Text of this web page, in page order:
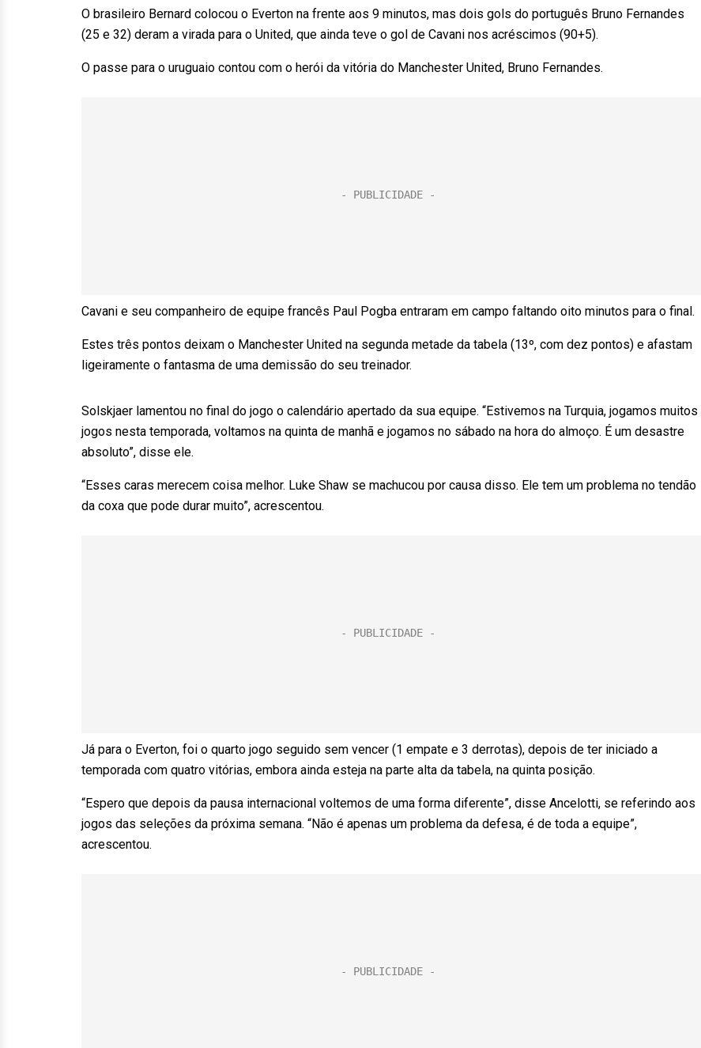
O brasileiro Bernard colocou o Everton na frente aos 9 minutos, mas dois gols do português Bruno Fernandes
(25 e 32) deram a virada para o United, que ainda teve o gol de Cavani nos acréscimos (90+5).
O passe para o uruguaio contou com o herói da vitória do Manchester United, Bruno Fernandes.
Cavani e seu companheiro de equipe francês Paul Pogba entraram em campo faltando oito minutos para o final.
Estes três pontos deixam o Manchester United na segunda metade da tabela (13º, com dez pontos) e afastam
ligeiramente o fantasma de uma demissão do seu treinador.
Solskjaer lamentou no final do jogo o calendário apertado da sua equipe. “Estivemos na Turquia, jogamos muitos
jogos nesta temporada, voltamos na quinta de manhã e jogamos no sábado na hora do almoço. É um desastre
absoluto”, disse ele.
“Esses caras merecem coisa melhor. Luke Shaw se machucou por causa disso. Ele tem um problema no tendão
da coxa que pode durar muito”, acrescentou.
Já para o Everton, foi o quarto jogo seguido sem vencer (1 empate e 3 derrotas), depois de ter iniciado a
temporada com quatro vitórias, embora ainda esteja na parte alta da tabela, na quinta posição.
“Espero que depois da pausa internacional voltemos de uma forma diferente”, disse Ancelotti, se referindo aos
jogos das seleções da próxima semana. “Não é apenas um problema da defesa, é de toda a equipe”,
acrescentou.